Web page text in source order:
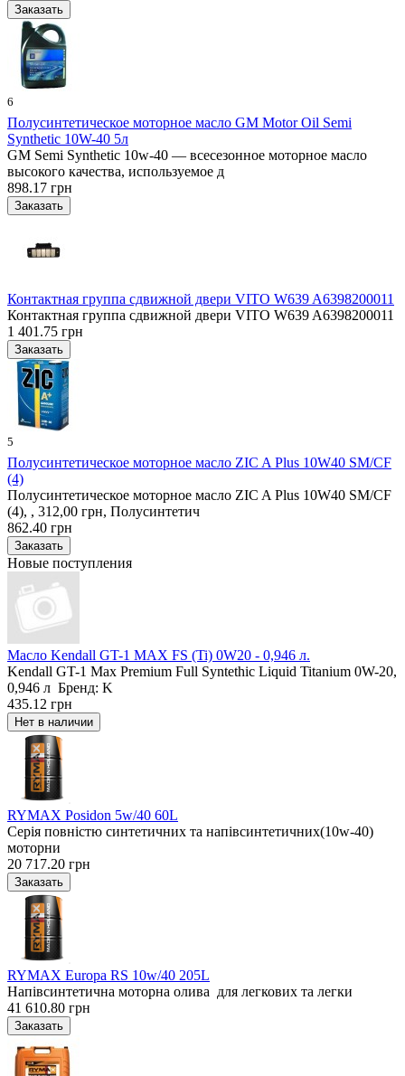
6
Полусинтетическое моторное масло GM Motor Oil Semi
Synthetic 10W-40 5л
GM Semi Synthetic 10w-40 — всесезонное моторное масло
высокого качества, используемое д
898.17 грн
Контактная группа сдвижной двери VITO W639 A6398200011
Контактная группа сдвижной двери VITO W639 A6398200011
1 401.75 грн
5
Полусинтетическое моторное масло ZIC A Plus 10W40 SM/CF
(4)
Полусинтетическое моторное масло ZIC A Plus 10W40 SM/CF
(4), , 312,00 грн, Полусинтетич
862.40 грн
Новые поступления
Масло Kendall GT-1 MAX FS (Ti) 0W20 - 0,946 л.
Kendall GT-1 Max Premium Full Syntethic Liquid Titanium 0W-20,
0,946 л Бренд: K
435.12 грн
RYMAX Posidon 5w/40 60L
Серія повністю синтетичних та напівсинтетичних(10w-40)
моторни
20 717.20 грн
RYMAX Europa RS 10w/40 205L
Напівсинтетична моторна олива для легкових та легки
41 610.80 грн